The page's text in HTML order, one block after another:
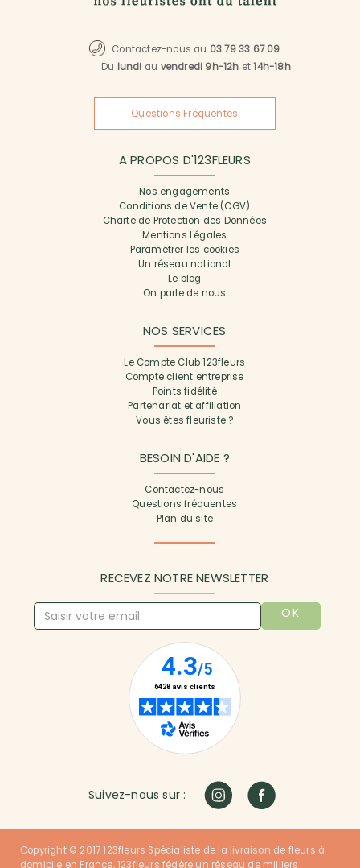
Contactez-nous au 03 79 33 67 09
Du lundi au vendredi 9h-12h et14h-18h
Questions Fréquentes
A PROPOS D'123FLEURS
Nos engagements
Conditions de Vente (CGV)
Charte de Protection des Données
Mentions Légales
Paramétrer les cookies
Un réseau national
Le blog
On parle de nous
NOS SERVICES
Le Compte Club 123fleurs
Compte client entreprise
Points fidélité
Partenariat et affiliation
Vous êtes fleuriste ?
BESOIN D'AIDE ?
Contactez-nous
Questions fréquentes
Plan du site
RECEVEZ NOTRE NEWSLETTER
OK
Suivez-nous sur :
Copyright © 2017 123fleurs Spécialiste de la livraison de fleurs à
domicile en France, 123fleurs fédère un réseau de milliers